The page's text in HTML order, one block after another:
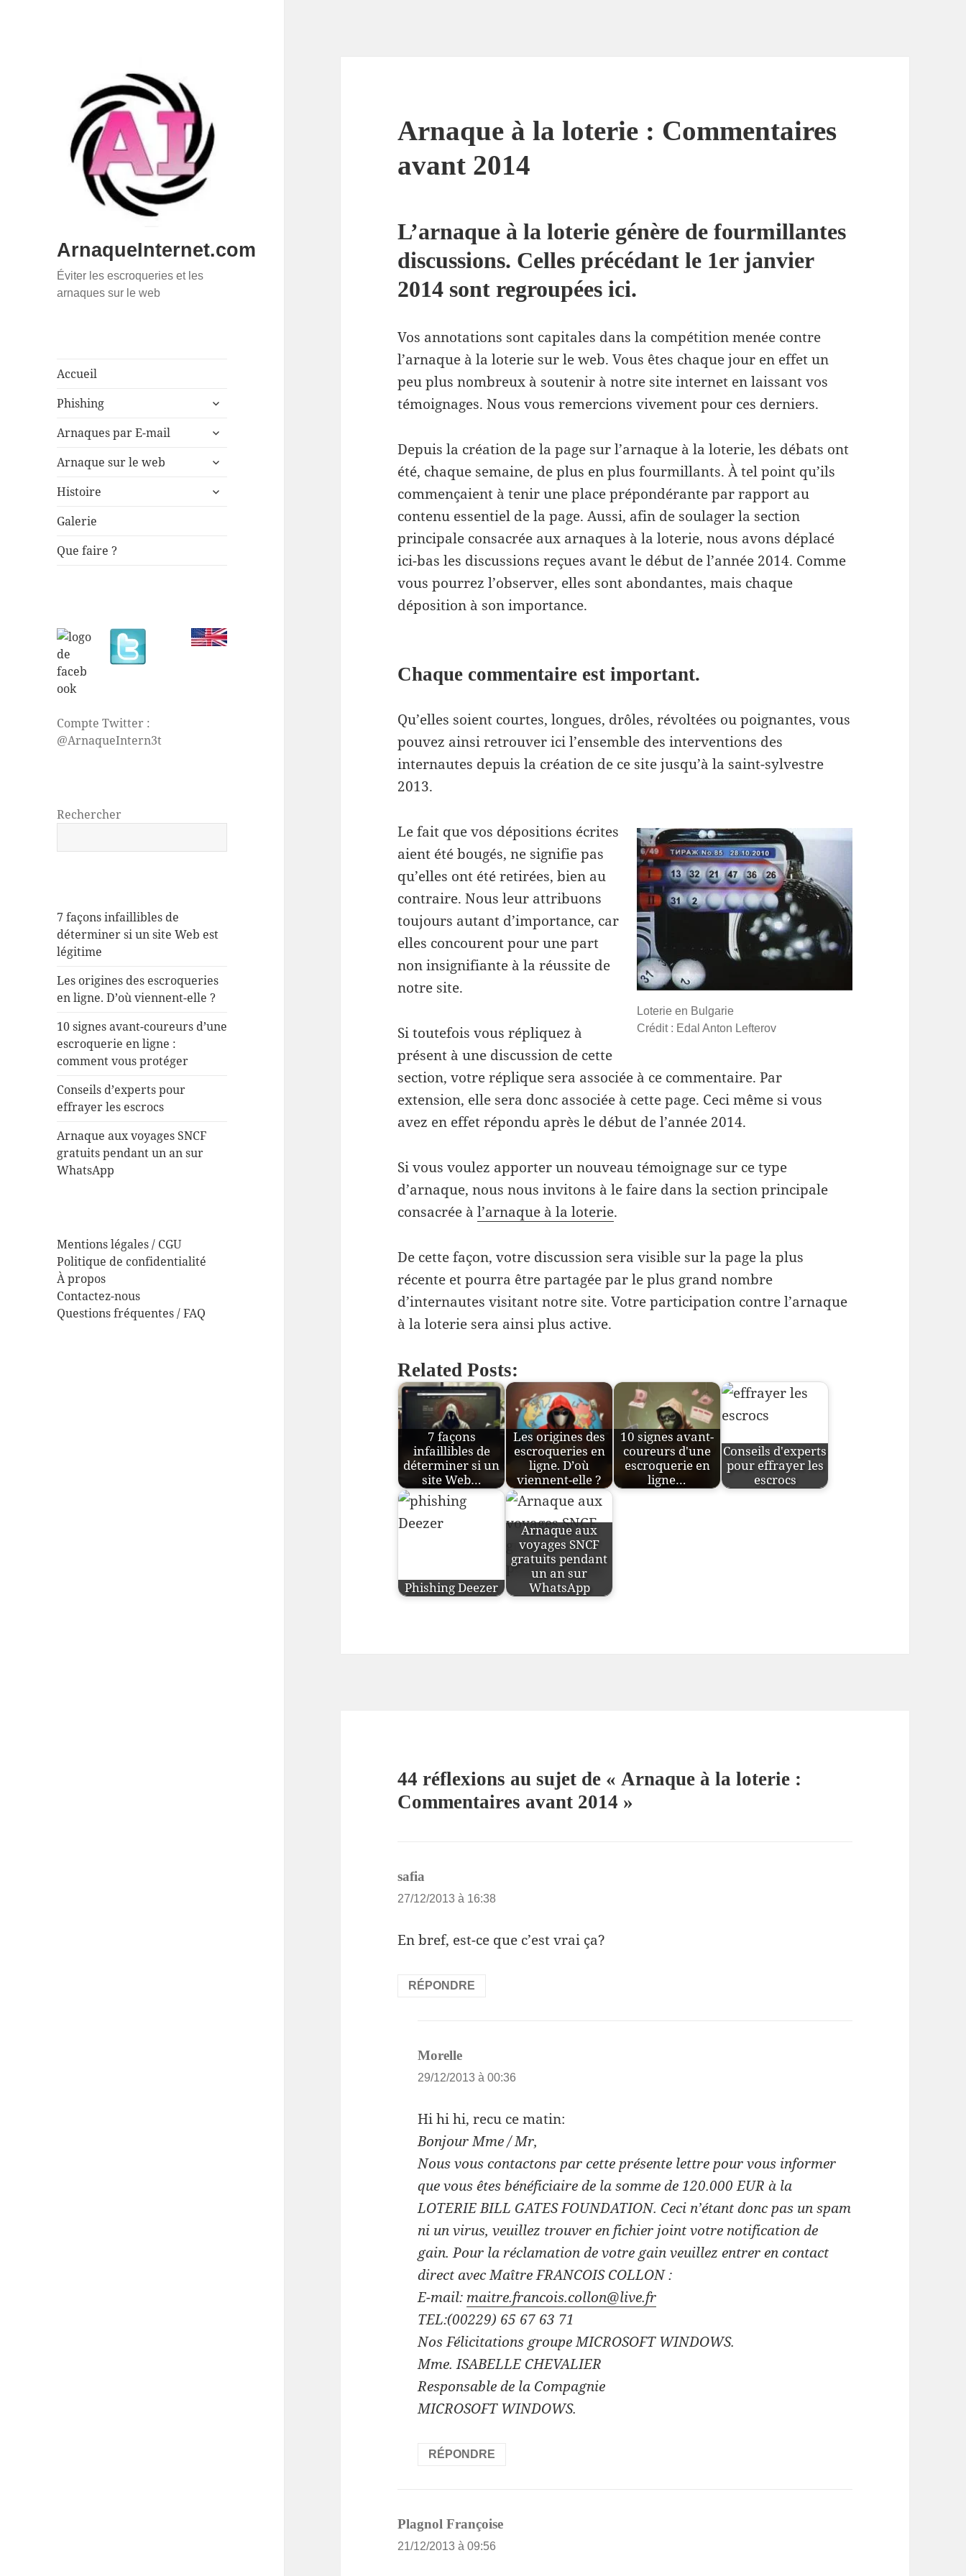
ArnaqueInternet.com
Éviter les escroqueries et les
arnaques sur le web
Accueil
Phishing
menu
Arnaques par E-mail
menu
Arnaque sur le web
menu
Histoire
Galerie
Que faire ?
Compte Twitter :
@ArnaqueIntern3t
Rechercher
7 façons infaillibles de
déterminer si un site Web est
légitime
Les origines des escroqueries
en ligne. D’où viennent-elle ?
10 signes avant-coureurs d’une
escroquerie en ligne :
comment vous protéger
Conseils d’experts pour
effrayer les escrocs
Arnaque aux voyages SNCF
gratuits pendant un an sur
WhatsApp
Mentions légales / CGU
Politique de confidentialité
À propos
Contactez-nous
Questions fréquentes / FAQ
Arnaque à la loterie : Commentaires
avant 2014
L’arnaque à la loterie génère de fourmillantes
discussions. Celles précédant le 1er janvier
2014 sont regroupées ici.
Vos annotations sont capitales dans la compétition menée contre
l’arnaque à la loterie sur le web. Vous êtes chaque jour en effet un
peu plus nombreux à soutenir à notre site internet en laissant vos
témoignages. Nous vous remercions vivement pour ces derniers.
Depuis la création de la page sur l’arnaque à la loterie, les débats ont
été, chaque semaine, de plus en plus fourmillants. À tel point qu’ils
commençaient à tenir une place prépondérante par rapport au
contenu essentiel de la page. Aussi, afin de soulager la section
principale consacrée aux arnaques à la loterie, nous avons déplacé
ici-bas les discussions reçues avant le début de l’année 2014. Comme
vous pourrez l’observer, elles sont abondantes, mais chaque
déposition à son importance.
Chaque commentaire est important.
Qu’elles soient courtes, longues, drôles, révoltées ou poignantes, vous
pouvez ainsi retrouver ici l’ensemble des interventions des
internautes depuis la création de ce site jusqu’à la saint-sylvestre
2013.
Loterie en Bulgarie
Crédit : Edal Anton Lefterov
Le fait que vos dépositions écrites
aient été bougés, ne signifie pas
qu’elles ont été retirées, bien au
contraire. Nous leur attribuons
toujours autant d’importance, car
elles concourent pour une part
non insignifiante à la réussite de
notre site.
Si toutefois vous répliquez à
présent à une discussion de cette
section, votre réplique sera associée à ce commentaire. Par
extension, elle sera donc associée à cette page. Ceci même si vous
avez en effet répondu après le début de l’année 2014.
Si vous voulez apporter un nouveau témoignage sur ce type
d’arnaque, nous nous invitons à le faire dans la section principale
consacrée àl’arnaque à la loterie.
De cette façon, votre discussion sera visible sur la page la plus
récente et pourra être partagée par le plus grand nombre
d’internautes visitant notre site. Votre participation contre l’arnaque
à la loterie sera ainsi plus active.
Related Posts:
7 façons
infaillibles de
déterminer si un
site Web…
Les origines des
escroqueries en
ligne. D’où
viennent-elle ?
10 signes avant-
coureurs d'une
escroquerie en
ligne…
Conseils d'experts
pour effrayer les
escrocs
Phishing Deezer
Arnaque aux
voyages SNCF
gratuits pendant
un an sur
WhatsApp
44 réflexions au sujet de « Arnaque à la loterie :
Commentaires avant 2014 »
safia
27/12/2013 à 16:38
En bref, est-ce que c’est vrai ça?
RÉPONDRE
Morelle
29/12/2013 à 00:36
Hi hi hi, recu ce matin:
Bonjour Mme / Mr,
Nous vous contactons par cette présente lettre pour vous informer
que vous êtes bénéficiaire de la somme de 120.000 EUR à la
LOTERIE BILL GATES FOUNDATION. Ceci n’étant donc pas un spam
ni un virus, veuillez trouver en fichier joint votre notification de
gain. Pour la réclamation de votre gain veuillez entrer en contact
direct avec Maître FRANCOIS COLLON :
E-mail: maitre.francois.collon@live.fr
TEL:(00229) 65 67 63 71
Nos Félicitations groupe MICROSOFT WINDOWS.
Mme. ISABELLE CHEVALIER
Responsable de la Compagnie
MICROSOFT WINDOWS.
RÉPONDRE
Plagnol Françoise
21/12/2013 à 09:56